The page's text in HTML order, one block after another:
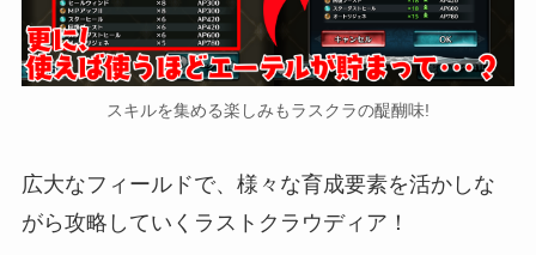
スキルを集める楽しみもラスクラの醍醐味!
広大なフィールドで、様々な育成要素を活かしな
がら攻略していくラストクラウディア！